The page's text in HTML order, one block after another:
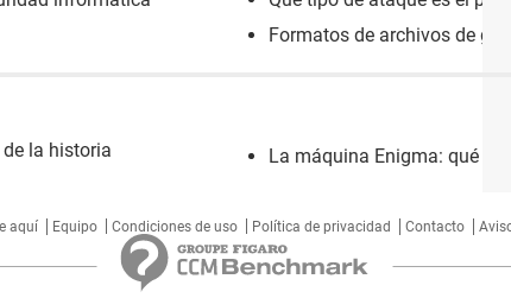
Formatos de archivos de
la historia La máquina Enigma: qué
aquí Equipo Condiciones de uso Política de privacidad Contacto